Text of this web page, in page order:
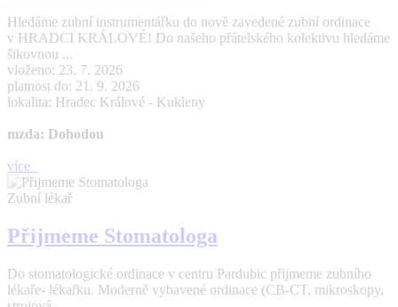
Hledáme zubní instrumentářku do nově zavedené zubní ordinace
v HRADCI KRÁLOVÉ! Do našeho přátelského kolektivu hledáme
šikovnou ...
vloženo: 23. 7. 2026
platnost do: 21. 9. 2026
lokalita: Hradec Králové - Kukleny
mzda: Dohodou
více
Zubní lékař
Přijmeme Stomatologa
Do stomatologické ordinace v centru Pardubic přijmeme zubního
lékaře- lékařku. Moderně vybavené ordinace (CB-CT, mikroskopy,